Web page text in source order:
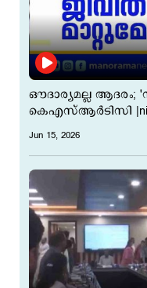
ഔദാര്യമല്ല ആദരം;
കെഎസ്ആർടിസി
Jun 15, 2026